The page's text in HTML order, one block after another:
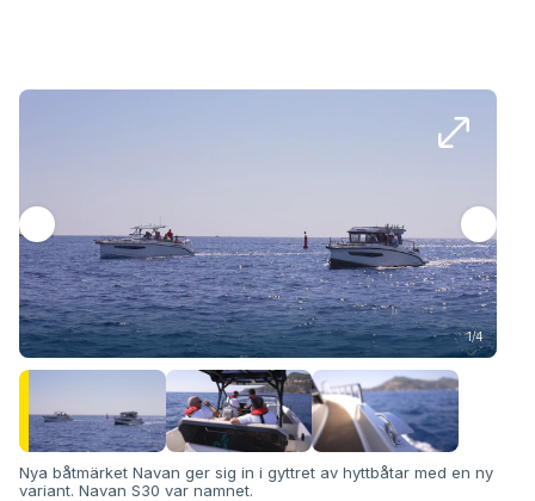
1/4
Nya båtmärket Navan ger sig in i gyttret av hyttbåtar med en ny
variant. Navan S30 var namnet.